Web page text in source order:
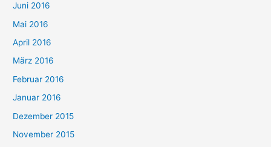
Juni 2016
Mai 2016
April 2016
März 2016
Februar 2016
Januar 2016
Dezember 2015
November 2015